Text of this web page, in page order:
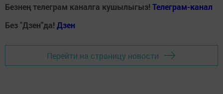
Безнең телеграм каналга кушылыгыз! Телеграм-канал
Без "Дзен"да! Дзен
Перейти на страницу новости